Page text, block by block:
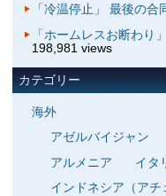
「冷温停止」 最後の
「ホームレスお断わ
198,981 views
カテゴリー
海外
アゼルバイジャン
アルメニア
イタ
インドネシア（アチ